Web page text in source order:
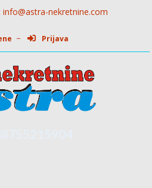
info@astra-nekretnine.com
Prijava